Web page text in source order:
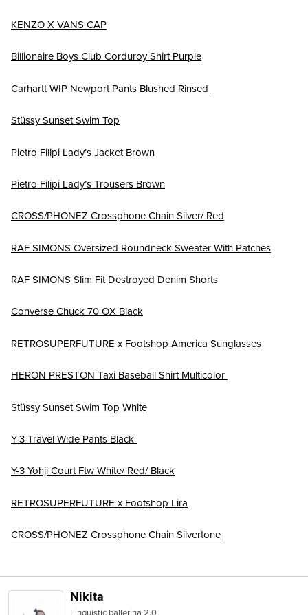
KENZO X VANS CAP
Billionaire Boys Club Corduroy Shirt Purple
Carhartt WIP Newport Pants Blushed Rinsed
Stüssy Sunset Swim Top
Pietro Filipi Lady’s Jacket Brown
Pietro Filipi Lady’s Trousers Brown
CROSS/PHONEZ Crossphone Chain Silver/ Red
RAF SIMONS Oversized Roundneck Sweater With Patches
RAF SIMONS Slim Fit Destroyed Denim Shorts
Converse Chuck 70 OX Black
RETROSUPERFUTURE x Footshop America Sunglasses
HERON PRESTON Taxi Baseball Shirt Multicolor
Stüssy Sunset Swim Top White
Y-3 Travel Wide Pants Black
Y-3 Yohji Court Ftw White/ Red/ Black
RETROSUPERFUTURE x Footshop Lira
CROSS/PHONEZ Crossphone Chain Silvertone
Nikita